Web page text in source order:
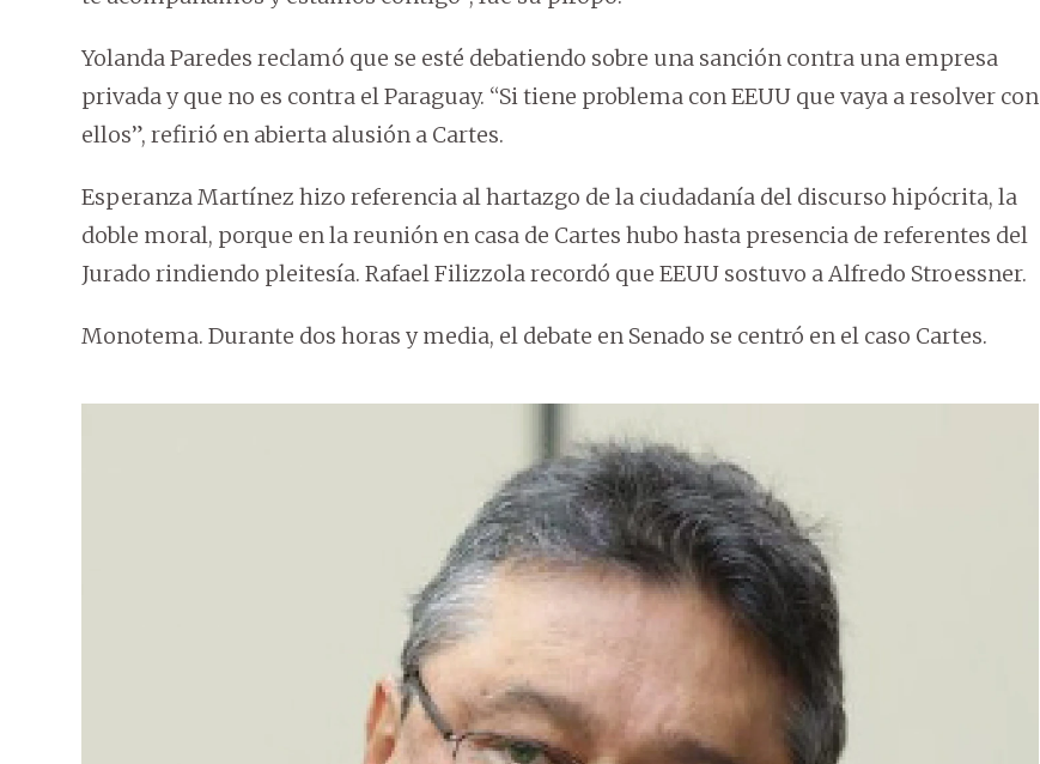
Yolanda Paredes reclamó que se esté debatiendo sobre una sanción contra una empresa
privada y que no es contra el Paraguay. “Si tiene problema con EEUU que vaya a resolver con
ellos”, refirió en abierta alusión a Cartes.
Esperanza Martínez hizo referencia al hartazgo de la ciudadanía del discurso hipócrita, la
doble moral, porque en la reunión en casa de Cartes hubo hasta presencia de referentes del
Jurado rindiendo pleitesía. Rafael Filizzola recordó que EEUU sostuvo a Alfredo Stroessner.
Monotema. Durante dos horas y media, el debate en Senado se centró en el caso Cartes.